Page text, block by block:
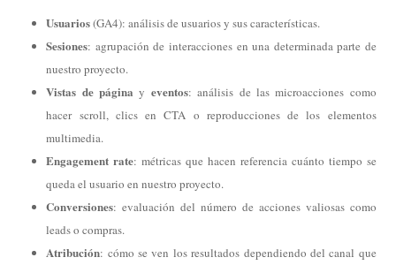
Usuarios(GA4): análisis de usuarios y sus características.
Sesiones: agrupación de interacciones en una determinada parte de
nuestro proyecto.
Vistas de página y eventos: análisis de las microacciones como
hacer scroll, clics en CTA o reproducciones de los elementos
multimedia.
Engagement rate: métricas que hacen referencia cuánto tiempo se
queda el usuario en nuestro proyecto.
Conversiones: evaluación del número de acciones valiosas como
leads o compras.
Atribución: cómo se ven los resultados dependiendo del canal que